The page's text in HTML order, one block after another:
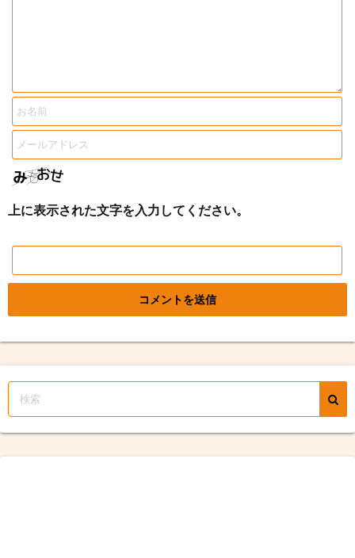
上に表示された文字を入力してください。